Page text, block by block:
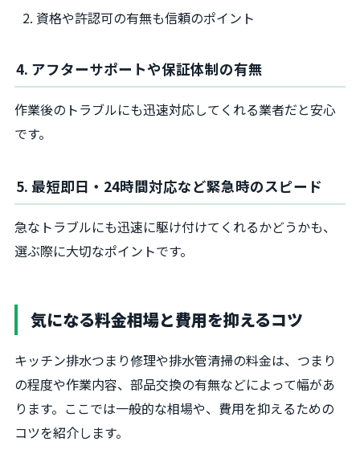
資格や許認可の有無も信頼のポイント
4. アフターサポートや保証体制の有無
作業後のトラブルにも迅速対応してくれる業者だと安心
です。
5. 最短即日・24時間対応など緊急時のスピード
急なトラブルにも迅速に駆け付けてくれるかどうかも、
選ぶ際に大切なポイントです。
気になる料金相場と費用を抑えるコツ
キッチン排水つまり修理や排水管清掃の料金は、つまり
の程度や作業内容、部品交換の有無などによって幅があ
ります。ここでは一般的な相場や、費用を抑えるための
コツを紹介します。